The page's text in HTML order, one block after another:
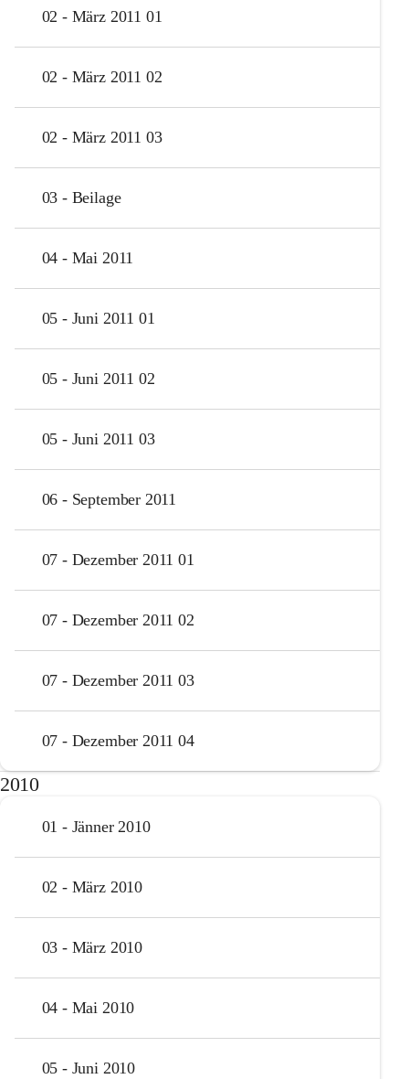
02 - März 2011 01
02 - März 2011 02
02 - März 2011 03
03 - Beilage
04 - Mai 2011
05 - Juni 2011 01
05 - Juni 2011 02
05 - Juni 2011 03
06 - September 2011
07 - Dezember 2011 01
07 - Dezember 2011 02
07 - Dezember 2011 03
07 - Dezember 2011 04
2010
01 - Jänner 2010
02 - März 2010
03 - März 2010
04 - Mai 2010
05 - Juni 2010